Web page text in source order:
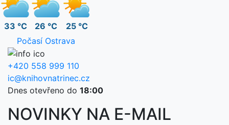
33 °C 26 °C
25 °C
Počasí Ostrava
+420 558 999 110
ic@knihovnatrinec.cz
Dnes otevřeno do 18:00
NOVINKY NA E-MAIL